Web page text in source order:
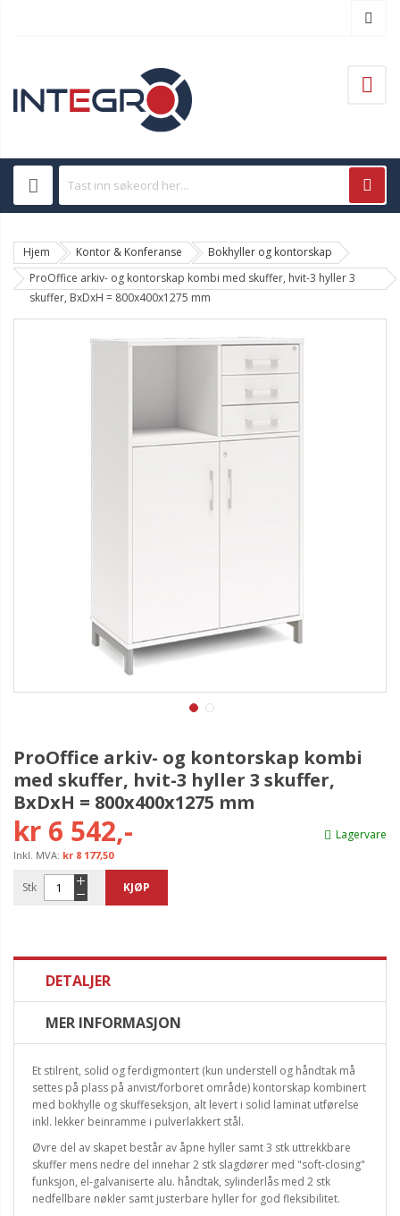
Hjem Kontor & Konferanse
Bokhyller og kontorskap
ProOffice arkiv- og kontorskap kombi med skuffer, hvit-3 hyller 3
skuffer, BxDxH = 800x400x1275 mm
ProOffice arkiv- og kontorskap kombi
med skuffer, hvit-3 hyller 3 skuffer,
BxDxH = 800x400x1275 mm
Lagervare
kr 6 542,-
kr 8 177,50
Stk KJØP
DETALJER
MER INFORMASJON
Et stilrent, solid og ferdigmontert (kun understell og håndtak må
settes på plass på anvist/forboret område) kontorskap kombinert
med bokhylle og skuffeseksjon, alt levert i solid laminat utførelse
inkl. lekker beinramme i pulverlakkert stål.
Øvre del av skapet består av åpne hyller samt 3 stk uttrekkbare
skuffer mens nedre del innehar 2 stk slagdører med "soft-closing"
funksjon, el-galvaniserte alu. håndtak, sylinderlås med 2 stk
nedfellbare nøkler samt justerbare hyller for god fleksibilitet.